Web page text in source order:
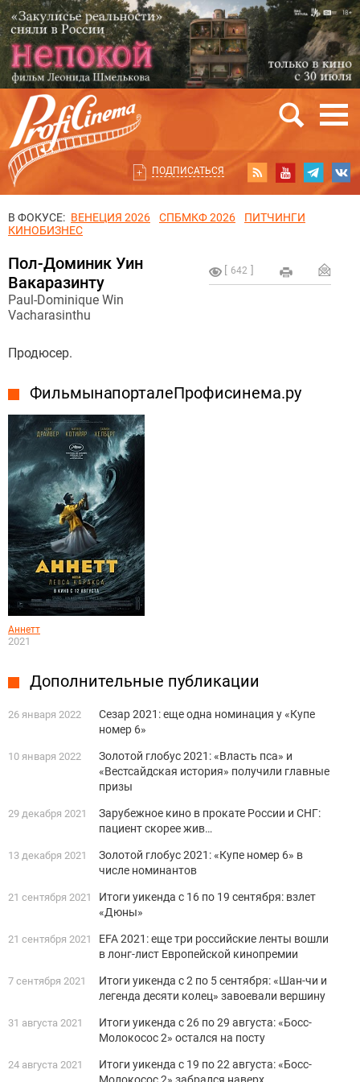
ПОДПИСАТЬСЯ
В ФОКУСЕ: ВЕНЕЦИЯ 2026 СПБМКФ 2026
ПИТЧИНГИ
КИНОБИЗНЕС
642
Пол-Доминик Уин
Вакаразинту
Paul-Dominique Win
Vacharasinthu
Продюсер.
Фильмы на портале Профисинема.ру
Аннетт
2021
Дополнительные публикации
26 января 2022
Сезар 2021: еще одна номинация у «Купе
номер 6»
10 января 2022
Золотой глобус 2021: «Власть пса» и
«Вестсайдская история» получили главные
призы
29 декабря 2021
Зарубежное кино в прокате России и СНГ:
пациент скорее жив…
13 декабря 2021
Золотой глобус 2021: «Купе номер 6» в
числе номинантов
21 сентября 2021
Итоги уикенда с 16 по 19 сентября: взлет
«Дюны»
21 сентября 2021
EFA 2021: еще три российские ленты вошли
в лонг-лист Европейской кинопремии
7 сентября 2021
Итоги уикенда с 2 по 5 сентября: «Шан-чи и
легенда десяти колец» завоевали вершину
31 августа 2021
Итоги уикенда с 26 по 29 августа: «Босс-
Молокосос 2» остался на посту
24 августа 2021
Итоги уикенда с 19 по 22 августа: «Босс-